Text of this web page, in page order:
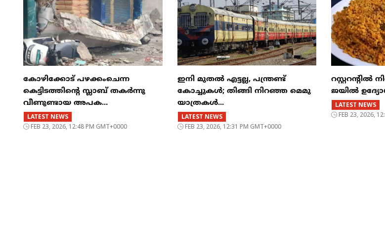
കോഴിക്കോട് പഴക്കംചെന്ന
കെട്ടിടത്തിന്റെ സ്ലാബ് തകർന്നു
വീണുണ്ടായ അപക...
LATEST NEWS
FEB 23, 2026, 12:48 PM GMT+0000
ഇനി മുതൽ എട്ടല്ല, പന്ത്രണ്ട്
കോച്ചുകള്‍; തിങ്ങി നിറഞ്ഞ മെമു
യാത്രകൾ...
LATEST NEWS
FEB 23, 2026, 12:31 PM GMT+0000
റസ്റ്ററന്റില്‍
ജയില്‍
LATEST NEWS
FEB 23, 2026,